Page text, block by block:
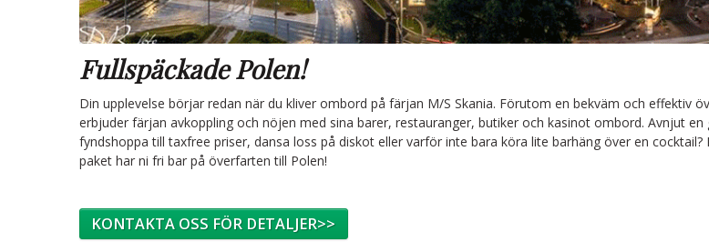
Fullspäckade Polen!
Din upplevelse börjar redan när du kliver ombord på färjan M/S Skania. Förutom en bekväm och effektiv
erbjuder färjan avkoppling och nöjen med sina barer, restauranger, butiker och kasinot ombord. Avnjut en
fyndshoppa till taxfree priser, dansa loss på diskot eller varför inte bara köra lite barhäng över en cocktail?
paket har ni fri bar på överfarten till Polen!
KONTAKTA OSS FÖR DETALJER>>